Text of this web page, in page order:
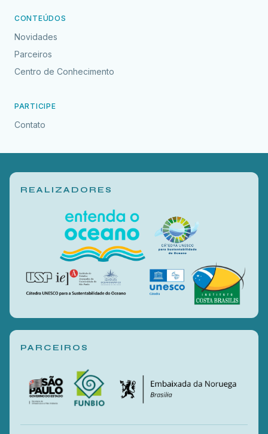
CONTEÚDOS
Novidades
Parceiros
Centro de Conhecimento
PARTICIPE
Contato
REALIZADORES
PARCEIROS